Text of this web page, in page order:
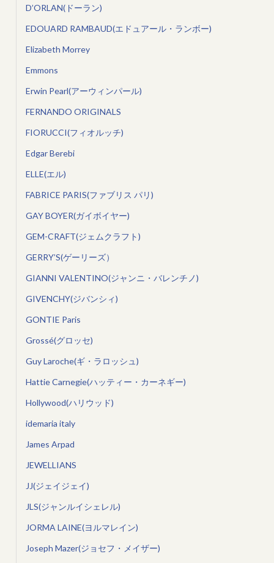
D’ORLAN(ドーラン)
EDOUARD RAMBAUD(エドュアール・ランボー)
Elizabeth Morrey
Emmons
Erwin Pearl(アーウィンパール)
FERNANDO ORIGINALS
FIORUCCI(フィオルッチ)
Edgar Berebi
ELLE(エル)
FABRICE PARIS(ファブリス パリ)
GAY BOYER(ガイボイヤー)
GEM-CRAFT(ジェムクラフト)
GERRY’S(ゲーリーズ）
GIANNI VALENTINO(ジャンニ・バレンチノ)
GIVENCHY(ジバンシィ)
GONTIE Paris
Grossé(グロッセ)
Guy Laroche(ギ・ラロッシュ)
Hattie Carnegie(ハッティー・カーネギー)
Hollywood(ハリウッド)
idemaria italy
James Arpad
JEWELLIANS
JJ(ジェイジェイ)
JLS(ジャンルイシェレル)
JORMA LAINE(ヨルマレイン)
Joseph Mazer(ジョセフ・メイザー)